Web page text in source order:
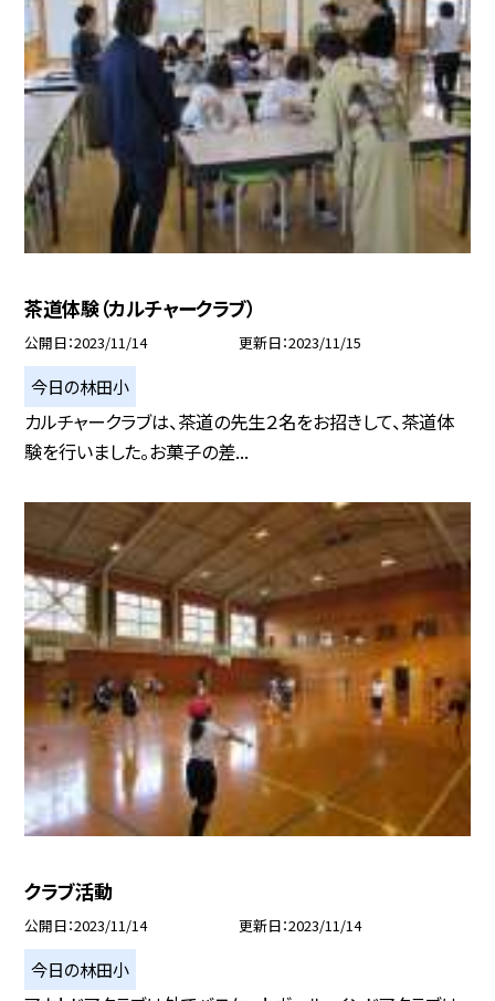
茶道体験（カルチャークラブ）
公開日 2023/11/14 更新日 2023/11/15
今日の林田小
カルチャークラブは、茶道の先生２名をお招きして、茶道体
験を行いました。お菓子の差...
クラブ活動
公開日 2023/11/14 更新日 2023/11/14
今日の林田小